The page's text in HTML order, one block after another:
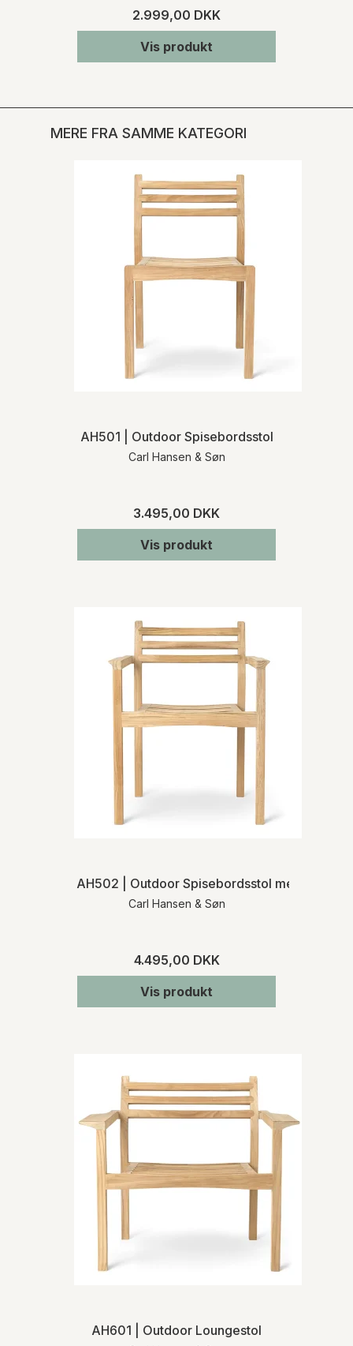
2.999,00 DKK
Vis produkt
MERE FRA SAMME KATEGORI
AH501 | Outdoor Spisebordsstol
Carl Hansen & Søn
3.495,00 DKK
Vis produkt
AH502 | Outdoor Spisebordsstol med armlæn
Carl Hansen & Søn
4.495,00 DKK
Vis produkt
AH601 | Outdoor Loungestol